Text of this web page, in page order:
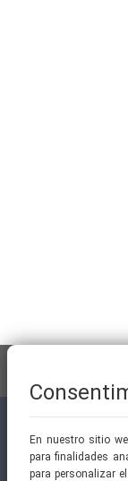
En nuestro sitio
para finalidades
para personalizar